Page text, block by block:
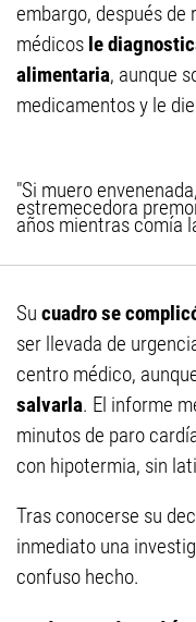
embargo, después de
médicos le
alimentaria, aunque
medicamentos y le
"Si muero
estremecedora
años mientras comía
Su cuadro se
ser llevada de
centro médico,
salvarla. El informe
minutos de paro
con hipotermia, sin
Tras conocerse su
inmediato una
confuso hecho.